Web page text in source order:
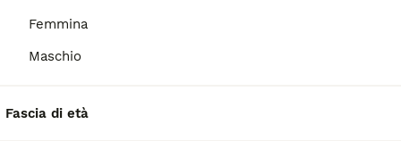
Femmina
Maschio
Fascia di età
Il Whippet è un levriero